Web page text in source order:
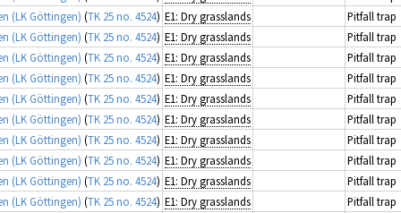
(LK Göttingen) (TK 25 no. 4524) E1: Dry grasslands
Pitfall trap
(LK Göttingen) (TK 25 no. 4524) E1: Dry grasslands
Pitfall trap
(LK Göttingen) (TK 25 no. 4524) E1: Dry grasslands
Pitfall trap
(LK Göttingen) (TK 25 no. 4524) E1: Dry grasslands
Pitfall trap
(LK Göttingen) (TK 25 no. 4524) E1: Dry grasslands
Pitfall trap
(LK Göttingen) (TK 25 no. 4524) E1: Dry grasslands
Pitfall trap
(LK Göttingen) (TK 25 no. 4524) E1: Dry grasslands
Pitfall trap
(LK Göttingen) (TK 25 no. 4524) E1: Dry grasslands
Pitfall trap
(LK Göttingen) (TK 25 no. 4524) E1: Dry grasslands
Pitfall trap
(LK Göttingen) (TK 25 no. 4524) E1: Dry grasslands
Pitfall trap